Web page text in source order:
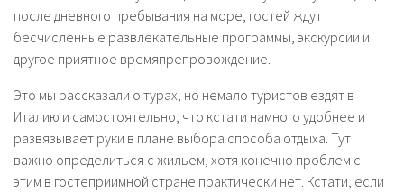
после дневного пребывания на море, гостей ждут
бесчисленные развлекательные программы, экскурсии и
другое приятное времяпрепровождение.
Это мы рассказали о турах, но немало туристов ездят в
Италию и самостоятельно, что кстати намного удобнее и
развязывает руки в плане выбора способа отдыха. Тут
важно определиться с жильем, хотя конечно проблем с
этим в гостеприимной стране практически нет. Кстати, если